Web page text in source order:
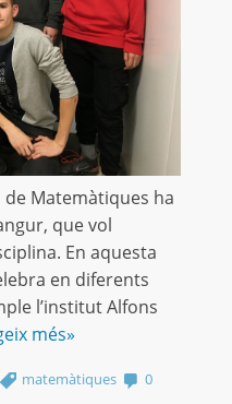
de Matemàtiques ha
que vol
En aquesta
en diferents
l’institut Alfons
més»
matemàtiques 0